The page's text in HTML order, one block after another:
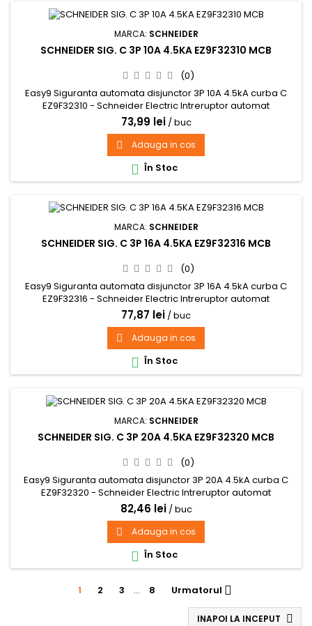
MARCA: SCHNEIDER
SCHNEIDER SIG. C 3P 10A 4.5KA EZ9F32310 MCB
(0)
Easy9 Siguranta automata disjunctor 3P 10A 4.5kA curba C
EZ9F32310 - Schneider Electric Intreruptor automat
73,99 lei / buc
 Adauga in cos
 În Stoc
MARCA: SCHNEIDER
SCHNEIDER SIG. C 3P 16A 4.5KA EZ9F32316 MCB
(0)
Easy9 Siguranta automata disjunctor 3P 16A 4.5kA curba C
EZ9F32316 - Schneider Electric Intreruptor automat
77,87 lei / buc
 Adauga in cos
 În Stoc
MARCA: SCHNEIDER
SCHNEIDER SIG. C 3P 20A 4.5KA EZ9F32320 MCB
(0)
Easy9 Siguranta automata disjunctor 3P 20A 4.5kA curba C
EZ9F32320 - Schneider Electric Intreruptor automat
82,46 lei / buc
 Adauga in cos
 În Stoc
1 2 3 … 8 Urmatorul 
INAPOI LA INCEPUT 